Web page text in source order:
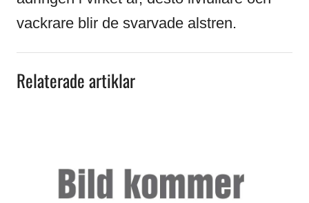
vackrare blir de svarvade alstren.
Relaterade artiklar